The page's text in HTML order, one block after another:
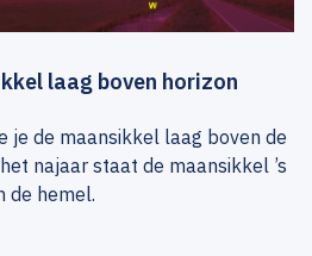
laag boven horizon
je de maansikkel laag boven de
najaar staat de maansikkel ’s
de hemel.